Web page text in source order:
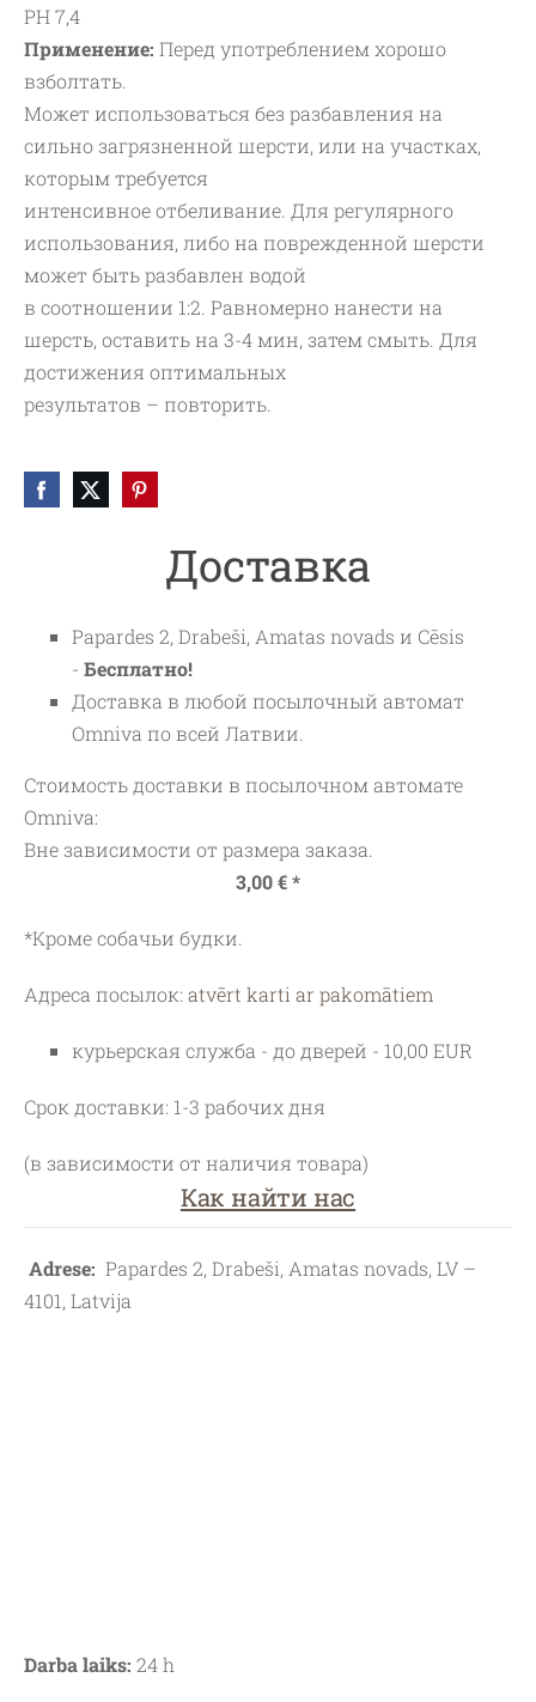
Доставка
Papardes 2, Drabeši, Amatas novads и Cēsis
- Бесплатно!
Доставка в любой посылочный автомат
Omniva по всей Латвии.
Стоимость доставки в посылочном автомате
Omniva:
Вне зависимости от размера заказа.
3,00 € *
*Кроме собачьи будки.
Адреса посылок: atvērt karti ar pakomātiem
курьерская служба - до дверей - 10,00 EUR
Срок доставки: 1-3 рабочих дня
(в зависимости от наличия товара)
Как найти нас
Adrese: Papardes 2, Drabeši, Amatas novads, LV –
4101, Latvija
Darba laiks: 24 h
PH 7,4
Применение: Перед употреблением хорошо
взболтать.
Может использоваться без разбавления на
сильно загрязненной шерсти, или на участках,
которым требуется
интенсивное отбеливание. Для регулярного
использования, либо на поврежденной шерсти
может быть разбавлен водой
в соотношении 1:2. Равномерно нанести на
шерсть, оставить на 3-4 мин, затем смыть. Для
достижения оптимальных
результатов – повторить.